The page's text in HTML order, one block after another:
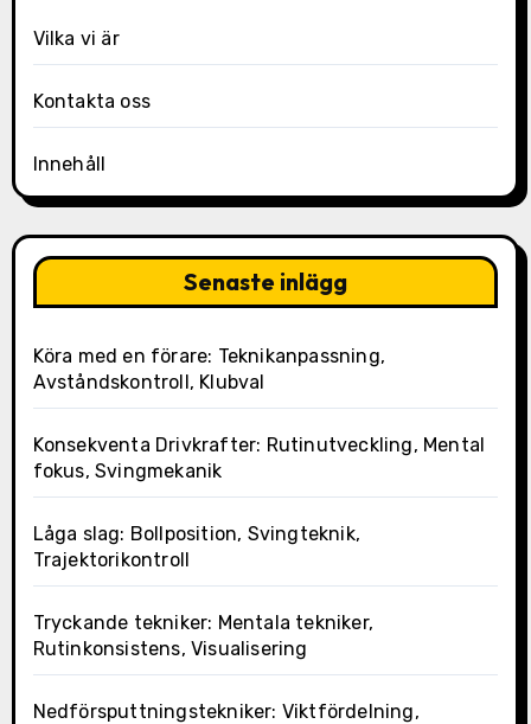
Vilka vi är
Kontakta oss
Innehåll
Senaste inlägg
Köra med en förare: Teknikanpassning,
Avståndskontroll, Klubval
Konsekventa Drivkrafter: Rutinutveckling, Mental
fokus, Svingmekanik
Låga slag: Bollposition, Svingteknik,
Trajektorikontroll
Tryckande tekniker: Mentala tekniker,
Rutinkonsistens, Visualisering
Nedförsputtningstekniker: Viktfördelning,